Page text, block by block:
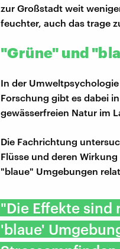
zur Großstadt weit
feuchter, auch das trage
"Grüne" und
In der
Forschung gibt es dabei
gewässerfreien Natur im
Die Fachrichtung
Flüsse und deren
"blaue" Umgebungen
"Die Effekte sind
'blaue'